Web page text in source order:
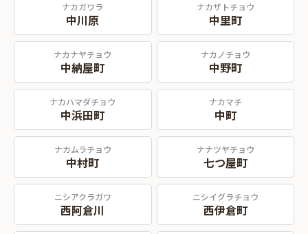
ナカガワラ
中川原
ナカザトチョウ
中里町
ナカナヤチョウ
中納屋町
ナカノチョウ
中野町
ナカハマダチョウ
中浜田町
ナカマチ
中町
ナカムラチョウ
中村町
ナナツヤチョウ
七つ屋町
ニシアクラガワ
西阿倉川
ニシイグラチョウ
西伊倉町